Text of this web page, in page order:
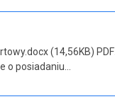
(14,56KB)
o posiadaniu…